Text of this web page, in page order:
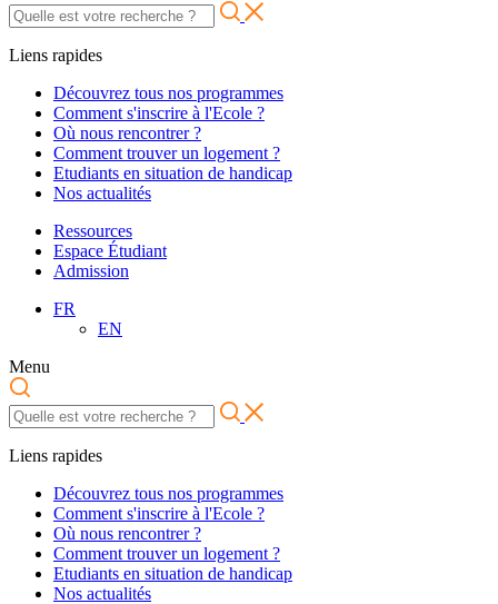
Liens rapides
Découvrez tous nos programmes
Comment s'inscrire à l'Ecole ?
Où nous rencontrer ?
Comment trouver un logement ?
Etudiants en situation de handicap
Nos actualités
Ressources
Espace Étudiant
Admission
FR
EN
Menu
Liens rapides
Découvrez tous nos programmes
Comment s'inscrire à l'Ecole ?
Où nous rencontrer ?
Comment trouver un logement ?
Etudiants en situation de handicap
Nos actualités